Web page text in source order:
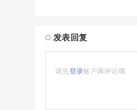
发表回复
请先登录账户再评论哦